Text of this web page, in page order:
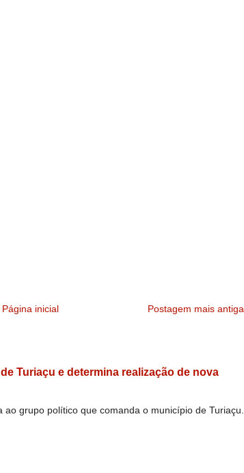
Postagem mais antiga
Página inicial
Turiaçu e determina realização de nova
grupo político que comanda o município de Turiaçu.